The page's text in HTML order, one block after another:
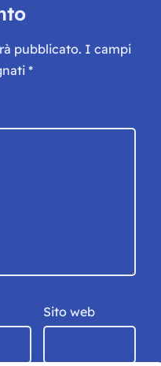
pubblicato. I campi
*
Sito web